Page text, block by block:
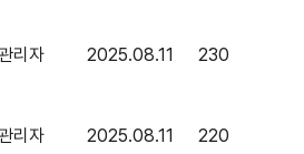
리자 2025.08.11 230
리자 2025.08.11 220